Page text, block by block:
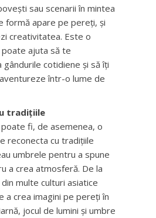
sau scenarii în mintea
formă apare pe pereți, și
creativitatea. Este o
ajuta să te
cotidiene și să îți
într-o lume de
tradițiile
fi, de asemenea, o
reconecta cu tradițiile
umbrele pentru a spune
a crea atmosferă. De la
multe culturi asiatice
a crea imagini pe pereți în
jocul de lumini și umbre